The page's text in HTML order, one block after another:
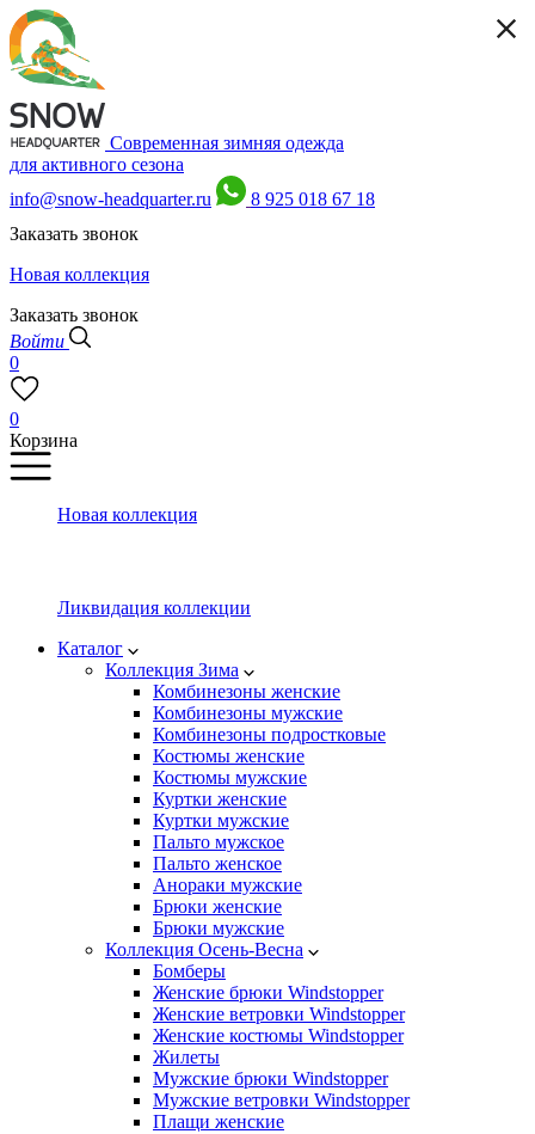
Современная зимняя одежда
для активного сезона
info@snow-headquarter.ru
8 925 018 67 18
Заказать звонок
Новая коллекция
Заказать звонок
Войти
0
0
Корзина
Новая коллекция
Ликвидация коллекции
Каталог
Коллекция Зима
Комбинезоны женские
Комбинезоны мужские
Комбинезоны подростковые
Костюмы женские
Костюмы мужские
Куртки женские
Куртки мужские
Пальто мужское
Пальто женское
Анораки мужские
Брюки женские
Брюки мужские
Коллекция Осень-Весна
Бомберы
Женские брюки Windstopper
Женские ветровки Windstopper
Женские костюмы Windstopper
Жилеты
Мужские брюки Windstopper
Мужские ветровки Windstopper
Плащи женские